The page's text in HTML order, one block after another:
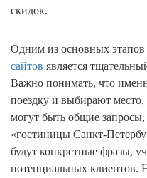
скидок.
Одним из основных этапов
сайтов является
Важно понимать, что
поездку и выбирают место,
могут быть общие
«гостиницы Санкт-
будут конкретные фразы,
потенциальных клиентов.